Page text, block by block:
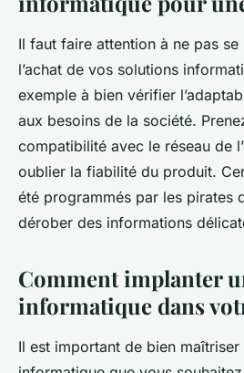
Il faut faire attention à ne pas
l’achat de vos solutions
exemple à bien vérifier
aux besoins de la société.
compatibilité avec le réseau de
oublier la fiabilité du produit.
été programmés par les pirates
dérober des informations
Comment implanter
informatique dans
Il est important de bien